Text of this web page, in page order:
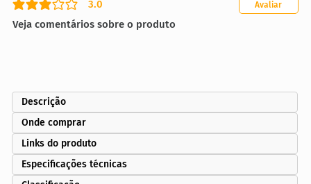
3.0
classificação média é 3 de 5
Veja comentários sobre o produto
Avaliar
Descrição
Onde comprar
Links do produto
Especificações técnicas